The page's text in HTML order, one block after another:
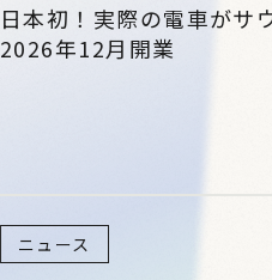
日本初！実際の電車がサ
2026年12月開業
ニュース